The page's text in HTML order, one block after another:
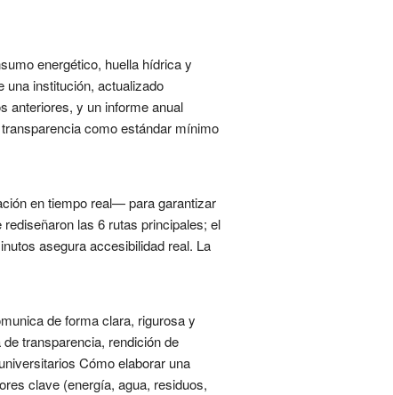
energético, huella hídrica y
institución, actualizado
anteriores, y un informe anual
como estándar mínimo
en tiempo real— para garantizar
las 6 rutas principales; el
asegura accesibilidad real. La
de forma clara, rigurosa y
transparencia, rendición de
Cómo elaborar una
clave (energía, agua, residuos,